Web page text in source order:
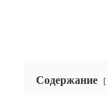
Содержание